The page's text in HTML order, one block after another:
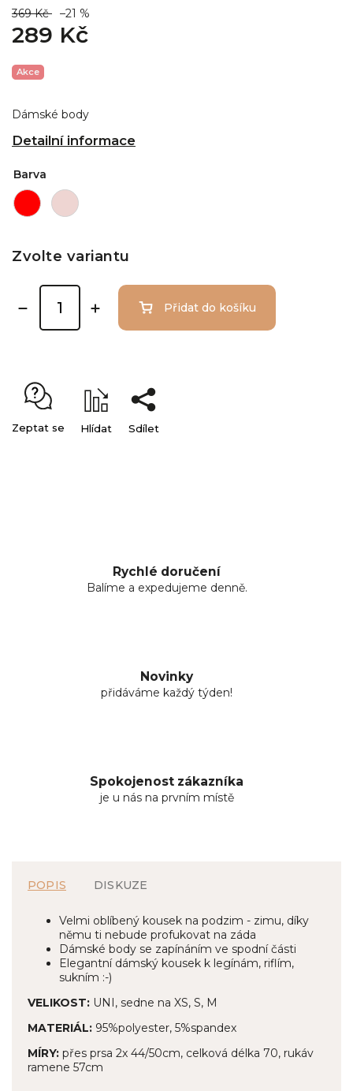
369 Kč –21 %
289 Kč
Dámské body
Detailní informace
Akce
Barva
Zvolte variantu
Přidat do košíku
Zeptat se Hlídat Sdílet
Rychlé doručení
Balíme a expedujeme denně.
Novinky
přidáváme každý týden!
Spokojenost zákazníka
je u nás na prvním místě
POPIS DISKUZE
Velmi oblíbený kousek na podzim - zimu, díky
němu ti nebude profukovat na záda
Dámské body se zapínáním ve spodní části
Elegantní dámský kousek k legínám, riflím,
sukním :-)
VELIKOST: UNI, sedne na XS, S, M
MATERIÁL: 95%polyester, 5%spandex
MÍRY: přes prsa 2x 44/50cm, celková délka 70, rukáv
ramene 57cm